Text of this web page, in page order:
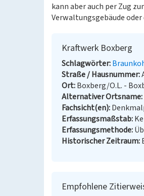
kann aber auch per Zug
Verwaltungsgebäude
Kraftwerk Boxberg
Schlagwörter
Straße / Hausnummer
Ort Boxberg/O.L. -
Alternativer Ortsname
Fachsicht(en)
Erfassungsmaßstab
Erfassungsmethode
Historischer Zeitraum
Empfohlene